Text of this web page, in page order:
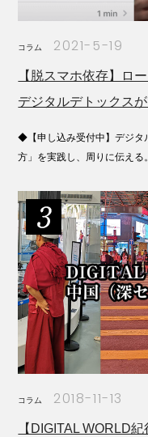
コラム 2021-5-19
【脱スマホ依存】ロ
デジタルデトックス
◆【申し込み受付中】デジタ
方」を実践し、周りに伝え
コラム 2018-11-13
【DIGITAL WORLD